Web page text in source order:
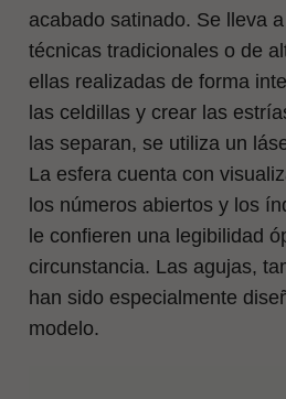
acabado satinado. Se lleva
técnicas tradicionales o de
ellas realizadas de forma
las celdillas y crear las
las separan, se utiliza un
La esfera cuenta con
los números abiertos y los
le confieren una legibilidad
circunstancia. Las agujas,
han sido especialmente
modelo.